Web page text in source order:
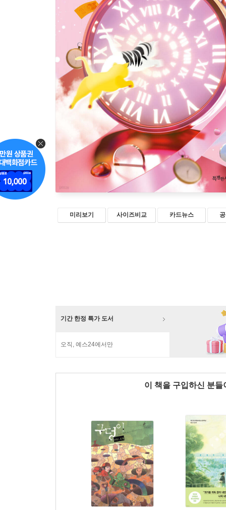
미리보기 사이즈비교 카드뉴스
기간 한정 특가 도서
오직, 예스24에서만
이 책을 구입하신 분